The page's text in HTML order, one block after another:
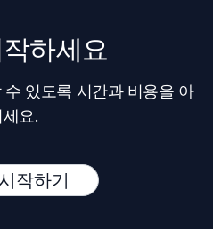
하세요
있도록 시간과 비용을 아
세요.
작하기